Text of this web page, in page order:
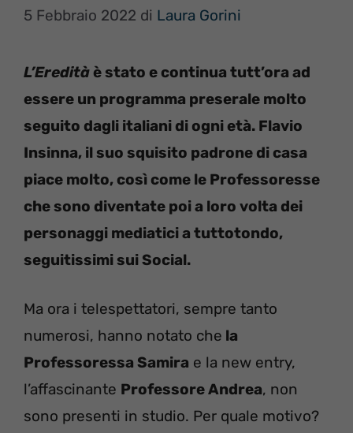
5 Febbraio 2022 di Laura Gorini
L’Ereditàè stato e continua tutt’ora ad
essere un programma preserale molto
seguito dagli italiani di ogni età. Flavio
Insinna, il suo squisito padrone di casa
piace molto, così come le Professoresse
che sono diventate poi a loro volta dei
personaggi mediatici a tuttotondo,
seguitissimi sui Social.
Ma ora i telespettatori, sempre tanto
numerosi, hanno notato che la
Professoressa Samira e la new entry,
l’affascinante Professore Andrea, non
sono presenti in studio. Per quale motivo?